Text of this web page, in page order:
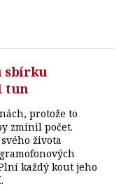
sbírku
tun
protože to
zmínil počet.
života
každý kout jeho